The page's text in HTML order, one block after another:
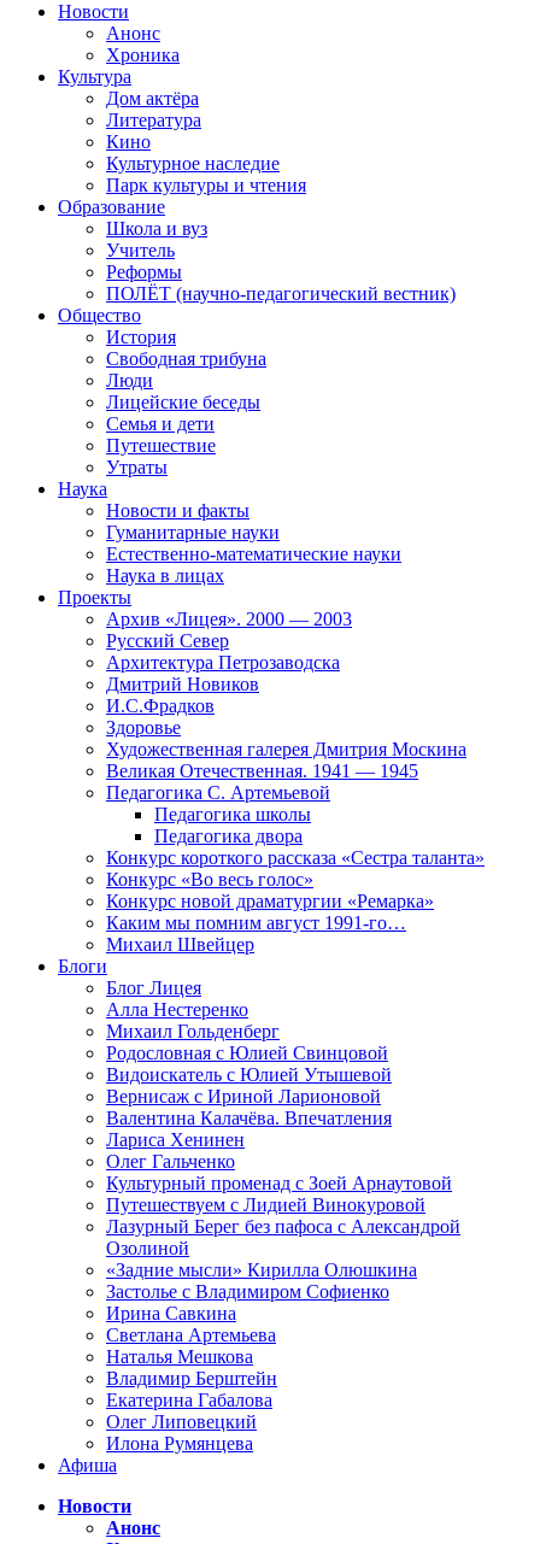
Новости
Анонс
Хроника
Культура
Дом актёра
Литература
Кино
Культурное наследие
Парк культуры и чтения
Образование
Школа и вуз
Учитель
Реформы
ПОЛЁТ (научно-педагогический вестник)
Общество
История
Свободная трибуна
Люди
Лицейские беседы
Семья и дети
Путешествие
Утраты
Наука
Новости и факты
Гуманитарные науки
Естественно-математические науки
Наука в лицах
Проекты
Архив «Лицея». 2000 — 2003
Русский Север
Архитектура Петрозаводска
Дмитрий Новиков
И.С.Фрадков
Здоровье
Художественная галерея Дмитрия Москина
Великая Отечественная. 1941 — 1945
Педагогика С. Артемьевой
Педагогика школы
Педагогика двора
Конкурс короткого рассказа «Сестра таланта»
Конкурс «Во весь голос»
Конкурс новой драматургии «Ремарка»
Каким мы помним август 1991-го…
Михаил Швейцер
Блоги
Блог Лицея
Алла Нестеренко
Михаил Гольденберг
Родословная с Юлией Свинцовой
Видоискатель с Юлией Утышевой
Вернисаж с Ириной Ларионовой
Валентина Калачёва. Впечатления
Лариса Хенинен
Олег Гальченко
Культурный променад с Зоей Арнаутовой
Путешествуем с Лидией Винокуровой
Лазурный Берег без пафоса с Александрой
Озолиной
«Задние мысли» Кирилла Олюшкина
Застолье с Владимиром Софиенко
Ирина Савкина
Светлана Артемьева
Наталья Мешкова
Владимир Берштейн
Екатерина Габалова
Олег Липовецкий
Илона Румянцева
Афиша
Новости
Анонс